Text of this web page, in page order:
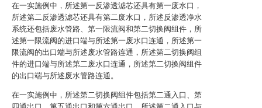
在一实施例中，所述第一反渗透滤芯还具有第一废水口，
所述第二反渗透滤芯还具有第二废水口，所述反渗透净水
系统还包括废水管路、第一限流阀和第二切换阀组件，所
述第一限流阀的进口端与所述第一废水口连通，所述第一
限流阀的出口端与所述废水管路连通，所述第二切换阀组
件的进口端与所述第二废水口连通，所述第二切换阀组件
的出口端与所述废水管路连通。
在一实施例中，所述第二切换阀组件包括第二通入口、第